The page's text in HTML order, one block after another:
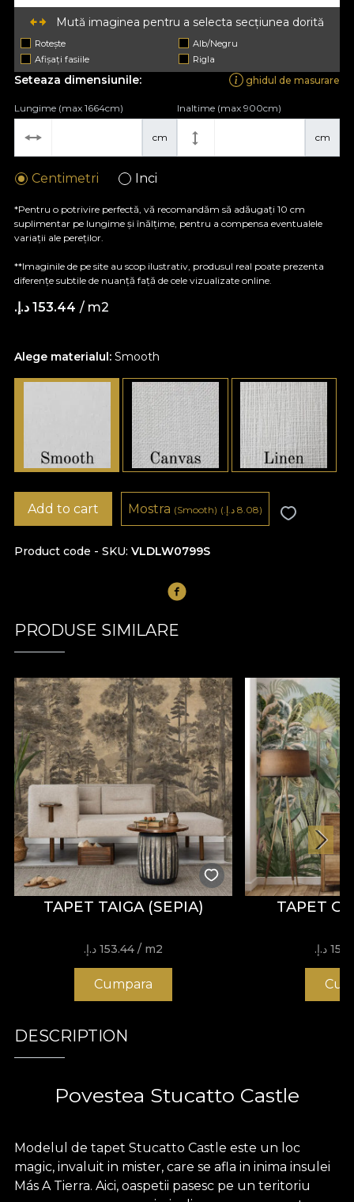
Mută imaginea pentru a selecta secțiunea dorită
Rotește
Alb/Negru
Afișați fasiile
Rigla
Alege materialul: Smooth
Seteaza dimensiunile: ghidul de masurare
cm
Lungime (max 1664cm)
cm
Inaltime (max 900cm)
Centimetri Inci
*Pentru o potrivire perfectă, vă recomandăm să adăugați 10 cm
suplimentar pe lungime și înălțime, pentru a compensa eventualele
variații ale pereților.
**Imaginile de pe site au scop ilustrativ, produsul real poate prezenta
diferențe subtile de nuanță față de cele vizualizate online.
153.44 د.إ.‏ / m2
Product code - SKU VLDLW0799S
Add to cart Mostra (Smooth) ( 8.08 د.إ.‏)
PRODUSE SIMILARE
TAPET TAIGA (SEPIA)
153.44 د.إ.‏ / m2
Cumpara
TAPET
د.إ.‏
DESCRIPTION
Povestea Stucatto Castle
Modelul de tapet Stucatto Castle este un loc
magic, invaluit in mister, care se afla in inima insulei
Más A Tierra. Aici, oaspetii pasesc pe un teritoriu